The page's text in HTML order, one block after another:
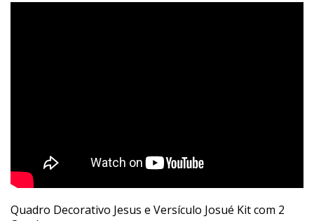
Quadro Decorativo Jesus e Versículo Josué Kit com 2